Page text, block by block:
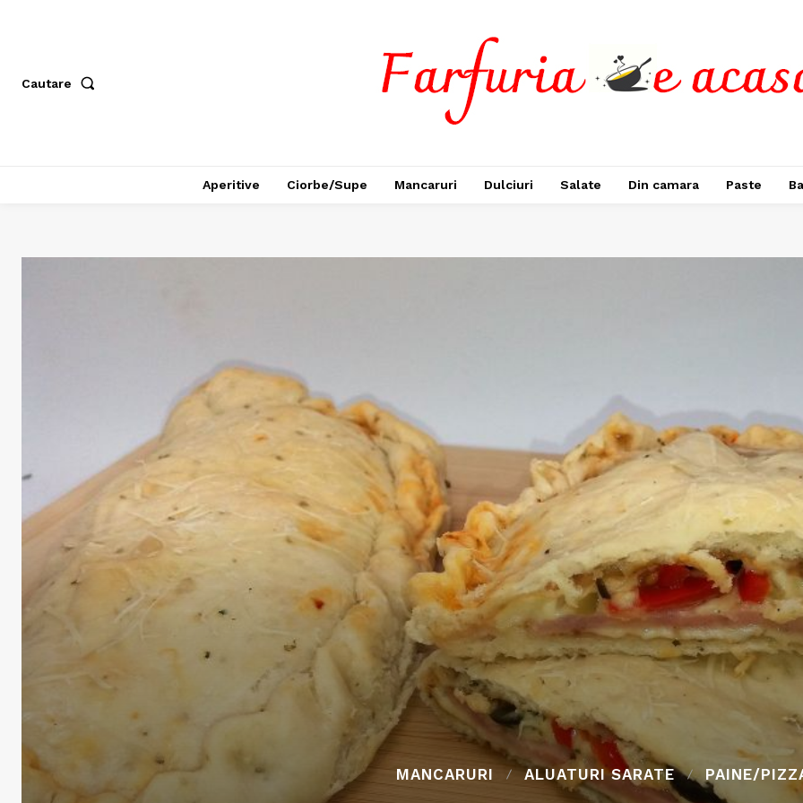
Cautare
Aperitive Ciorbe/Supe Mancaruri Dulciuri Salate Din camara Paste
MANCARURI ALUATURI SARATE PAINE/